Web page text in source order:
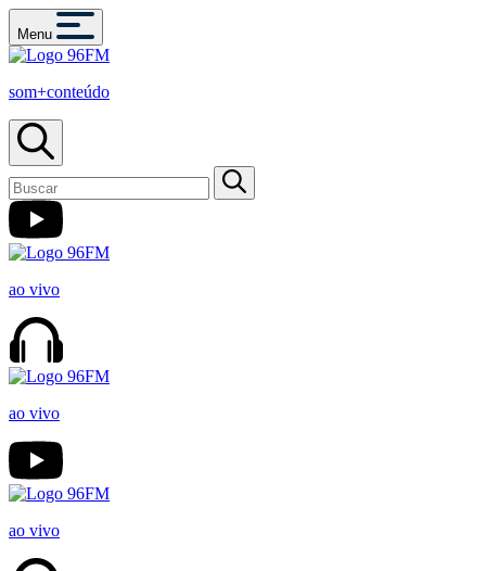
Menu
som+conteúdo
ao vivo
ao vivo
ao vivo